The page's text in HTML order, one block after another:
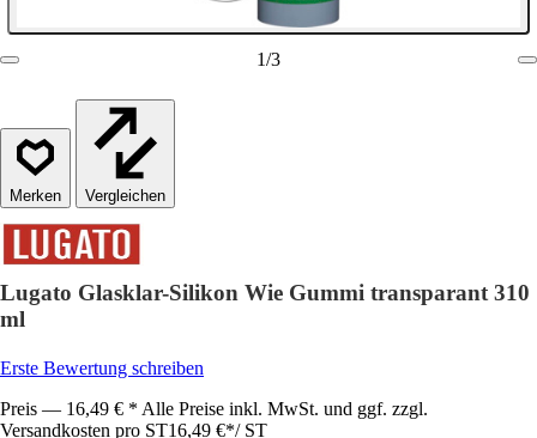
1/3
Vergleichen
Lugato Glasklar-Silikon Wie Gummi transparant 310
ml
Erste Bewertung schreiben
Preis — 16,49 € * Alle Preise inkl. MwSt. und ggf. zzgl.
Versandkosten pro ST16,49 €*/ ST